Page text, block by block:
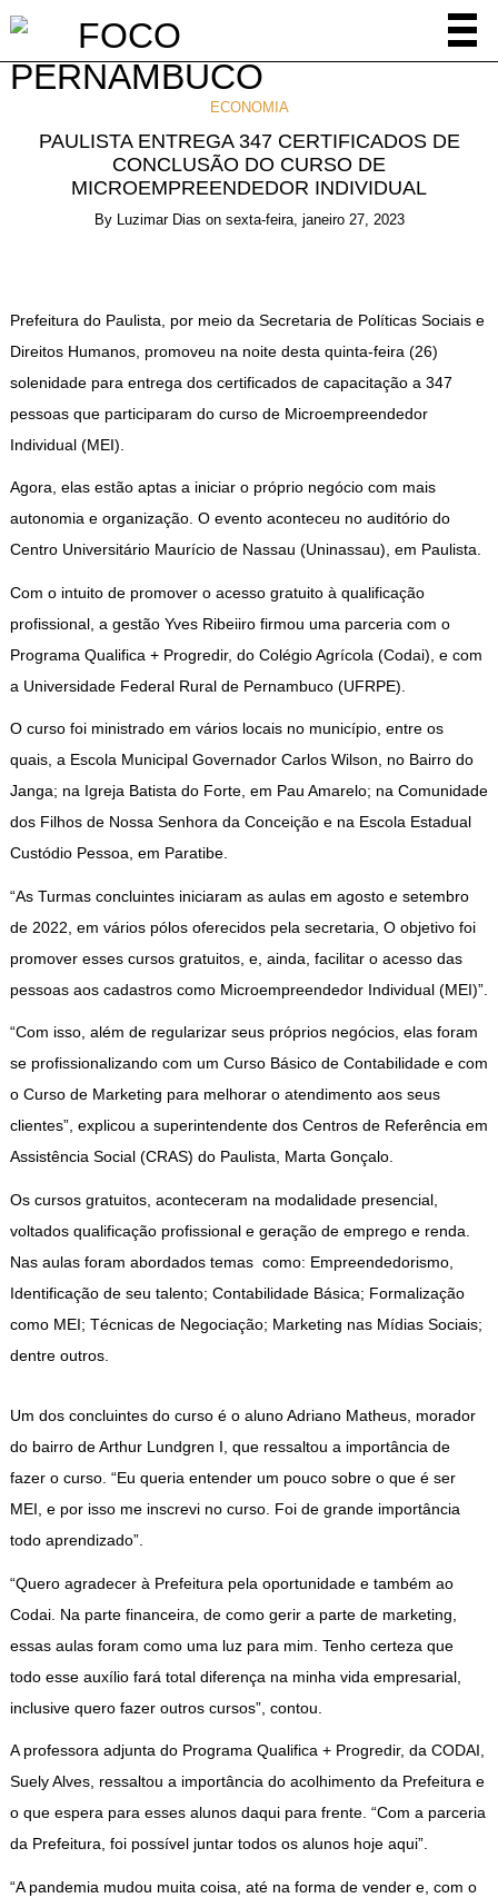
ECONOMIA
PAULISTA ENTREGA 347 CERTIFICADOS DE
CONCLUSÃO DO CURSO DE
MICROEMPREENDEDOR INDIVIDUAL
By Luzimar Dias on sexta-feira, janeiro 27, 2023
Prefeitura do Paulista, por meio da Secretaria de Políticas Sociais e
Direitos Humanos, promoveu na noite desta quinta-feira (26)
solenidade para entrega dos certificados de capacitação a 347
pessoas que participaram do curso de Microempreendedor
Individual (MEI).
Agora, elas estão aptas a iniciar o próprio negócio com mais
autonomia e organização. O evento aconteceu no auditório do
Centro Universitário Maurício de Nassau (Uninassau), em Paulista.
Com o intuito de promover o acesso gratuito à qualificação
profissional, a gestão Yves Ribeiiro firmou uma parceria com o
Programa Qualifica + Progredir, do Colégio Agrícola (Codai), e com
a Universidade Federal Rural de Pernambuco (UFRPE).
O curso foi ministrado em vários locais no município, entre os
quais, a Escola Municipal Governador Carlos Wilson, no Bairro do
Janga; na Igreja Batista do Forte, em Pau Amarelo; na Comunidade
dos Filhos de Nossa Senhora da Conceição e na Escola Estadual
Custódio Pessoa, em Paratibe.
“As Turmas concluintes iniciaram as aulas em agosto e setembro
de 2022, em vários pólos oferecidos pela secretaria, O objetivo foi
promover esses cursos gratuitos, e, ainda, facilitar o acesso das
pessoas aos cadastros como Microempreendedor Individual (MEI)”.
“Com isso, além de regularizar seus próprios negócios, elas foram
se profissionalizando com um Curso Básico de Contabilidade e com
o Curso de Marketing para melhorar o atendimento aos seus
clientes”, explicou a superintendente dos Centros de Referência em
Assistência Social (CRAS) do Paulista, Marta Gonçalo.
Os cursos gratuitos, aconteceram na modalidade presencial,
voltados qualificação profissional e geração de emprego e renda.
Nas aulas foram abordados temas como: Empreendedorismo,
Identificação de seu talento; Contabilidade Básica; Formalização
como MEI; Técnicas de Negociação; Marketing nas Mídias Sociais;
dentre outros.
Um dos concluintes do curso é o aluno Adriano Matheus, morador
do bairro de Arthur Lundgren I, que ressaltou a importância de
fazer o curso. “Eu queria entender um pouco sobre o que é ser
MEI, e por isso me inscrevi no curso. Foi de grande importância
todo aprendizado”.
“Quero agradecer à Prefeitura pela oportunidade e também ao
Codai. Na parte financeira, de como gerir a parte de marketing,
essas aulas foram como uma luz para mim. Tenho certeza que
todo esse auxílio fará total diferença na minha vida empresarial,
inclusive quero fazer outros cursos”, contou.
A professora adjunta do Programa Qualifica + Progredir, da CODAI,
Suely Alves, ressaltou a importância do acolhimento da Prefeitura e
o que espera para esses alunos daqui para frente. “Com a parceria
da Prefeitura, foi possível juntar todos os alunos hoje aqui”.
“A pandemia mudou muita coisa, até na forma de vender e, com o